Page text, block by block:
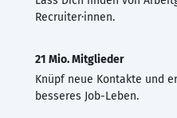
Recruiter·innen.
21 Mio. Mitglieder
Knüpf neue Kontakte und
besseres Job-Leben.